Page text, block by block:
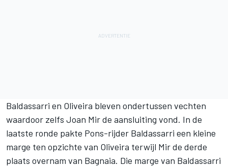
Baldassarri en Oliveira bleven ondertussen vechten
waardoor zelfs Joan Mir de aansluiting vond. In de
laatste ronde pakte Pons-rijder Baldassarri een kleine
marge ten opzichte van Oliveira terwijl Mir de derde
plaats overnam van Bagnaia. Die marge van Baldassarri